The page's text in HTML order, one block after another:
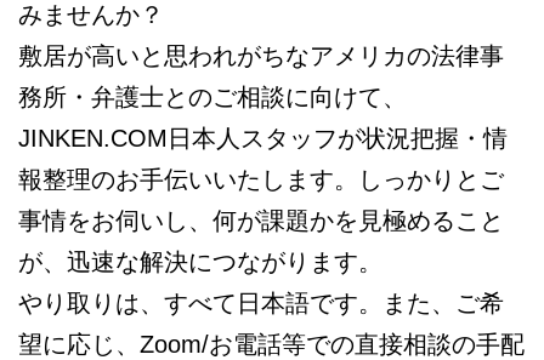
みませんか？
敷居が高いと思われがちなアメリカの法律事
務所・弁護士とのご相談に向けて、
JINKEN.COM日本人スタッフが状況把握・情
報整理のお手伝いいたします。しっかりとご
事情をお伺いし、何が課題かを見極めること
が、迅速な解決につながります。
やり取りは、すべて日本語です。また、ご希
望に応じ、Zoom/お電話等での直接相談の手配